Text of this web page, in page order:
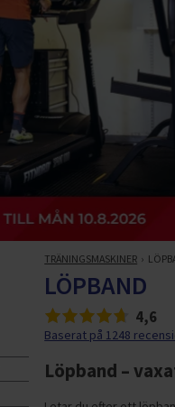
TRÄNINGSMASKINER
LÖPBAND
4,6
Baserat på 1248
Löpband –